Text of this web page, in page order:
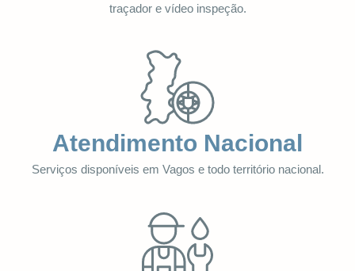
traçador e vídeo inspeção.
Atendimento Nacional
Serviços disponíveis em Vagos e todo território nacional.